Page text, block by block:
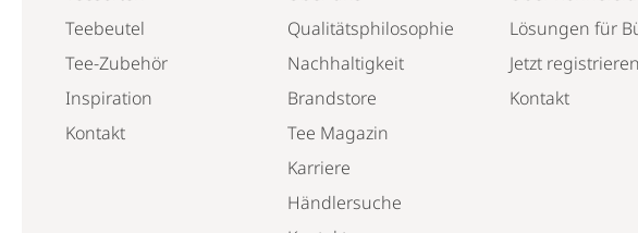
Teebeutel
Tee-Zubehör
Inspiration
Kontakt
Qualitätsphilosophie
Nachhaltigkeit
Brandstore
Tee Magazin
Karriere
Händlersuche
Lösungen für
Jetzt registrieren
Kontakt